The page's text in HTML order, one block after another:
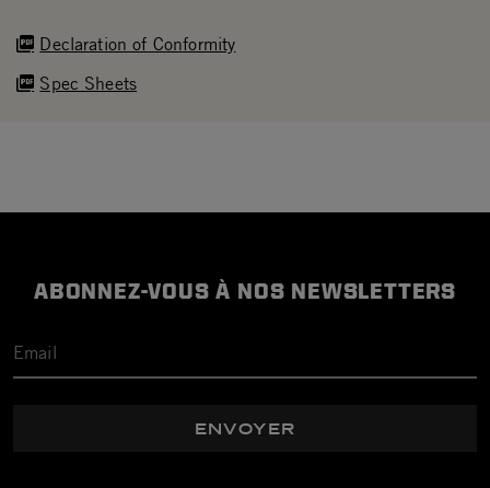
Declaration of Conformity
Spec Sheets
ABONNEZ-VOUS À NOS NEWSLETTERS
ENVOYER